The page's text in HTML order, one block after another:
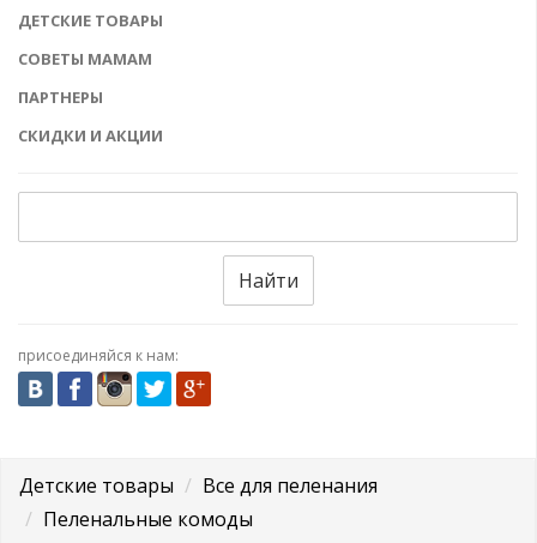
ДЕТСКИЕ ТОВАРЫ
СОВЕТЫ МАМАМ
ПАРТНЕРЫ
СКИДКИ И АКЦИИ
Найти
присоединяйся к нам:
Детские товары
Все для пеленания
Пеленальные комоды